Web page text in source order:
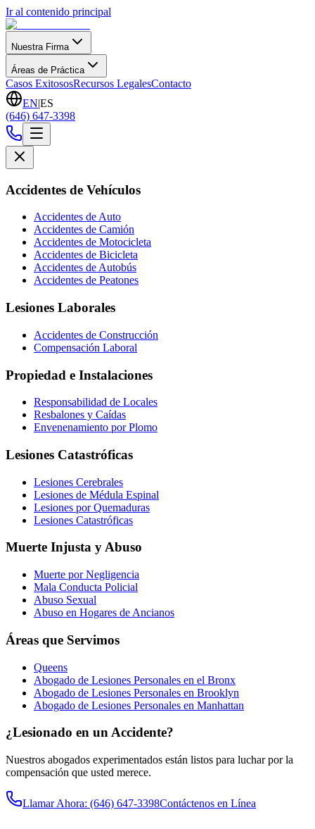
Ir al contenido principal
Nuestra Firma
Áreas de Práctica
Casos ExitososRecursos LegalesContacto
EN|ES
(646) 647-3398
Accidentes de Vehículos
Accidentes de Auto
Accidentes de Camión
Accidentes de Motocicleta
Accidentes de Bicicleta
Accidentes de Autobús
Accidentes de Peatones
Lesiones Laborales
Accidentes de Construcción
Compensación Laboral
Propiedad e Instalaciones
Responsabilidad de Locales
Resbalones y Caídas
Envenenamiento por Plomo
Lesiones Catastróficas
Lesiones Cerebrales
Lesiones de Médula Espinal
Lesiones por Quemaduras
Lesiones Catastróficas
Muerte Injusta y Abuso
Muerte por Negligencia
Mala Conducta Policial
Abuso Sexual
Abuso en Hogares de Ancianos
Áreas que Servimos
Queens
Abogado de Lesiones Personales en el Bronx
Abogado de Lesiones Personales en Brooklyn
Abogado de Lesiones Personales en Manhattan
¿Lesionado en un Accidente?
Nuestros abogados experimentados están listos para luchar por la
compensación que usted merece.
Llamar Ahora: (646) 647-3398Contáctenos en Línea